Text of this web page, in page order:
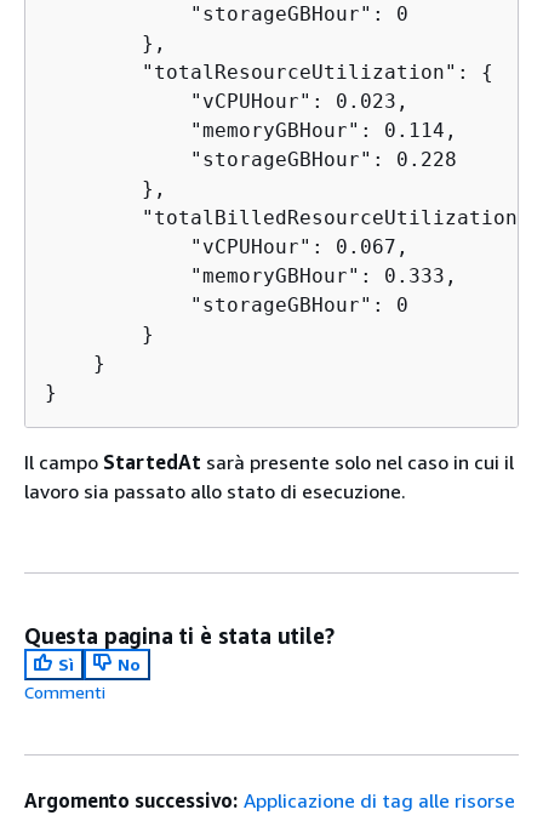
            "storageGBHour": 0
        },
        "totalResourceUtilization":
{
            "vCPUHour": 0.023,
            "memoryGBHour": 0.114,
            "storageGBHour": 0.228
        },
            "vCPUHour": 0.067,
            "memoryGBHour": 0.333,
            "storageGBHour": 0
        }
    }
}
Il campo StartedAt sarà presente solo nel caso in cui il
lavoro sia passato allo stato di esecuzione.
Questa pagina ti è stata utile?
Sì
No
Commenti
Argomento successivo: Applicazione di tag alle risorse